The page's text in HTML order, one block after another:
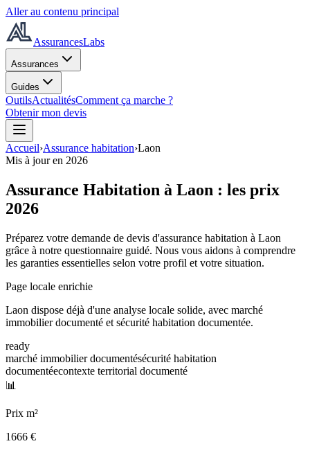
Aller au contenu principal
AssurancesLabs
Assurances
Guides
OutilsActualitésComment ça marche ?
Obtenir mon devis
Accueil›Assurance habitation›Laon
Mis à jour en 2026
Assurance Habitation à Laon : les prix
2026
Préparez votre demande de devis d'assurance habitation à Laon
grâce à notre questionnaire guidé. Nous vous aidons à comprendre
les garanties essentielles selon votre profil et votre situation.
Page locale enrichie
Laon dispose déjà d'une analyse locale solide, avec marché
immobilier documenté et sécurité habitation documentée.
ready
marché immobilier documentésécurité habitation
documentéecontexte territorial documenté
📊
Prix m²
1666 €